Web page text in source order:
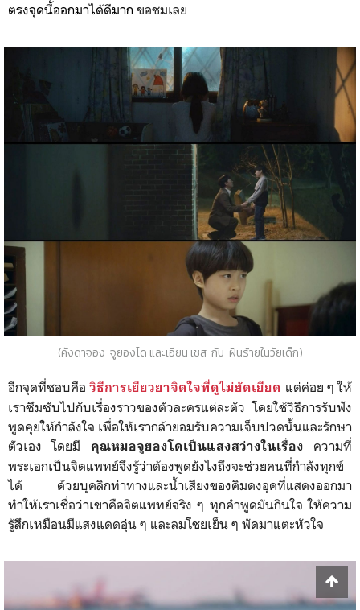
ตรงจุดนี้ออกมาได้ดีมาก ขอชมเลย
(คังดาจอง จูยองโด และเอียน เชส กับ ฝันร้ายในวัยเด็ก)
อีกจุดที่ชอบคือวิธีการเยียวยาจิตใจที่ดูไม่ยัดเยียด แต่ค่อย ๆ ให้
เราซึมซับไปกับเรื่องราวของตัวละครแต่ละตัว โดยใช้วิธีการรับฟัง
พูดคุยให้กำลังใจ เพื่อให้เรากล้ายอมรับความเจ็บปวดนั้นและรักษา
ตัวเอง โดยมี คุณหมอจูยองโดเป็นแสงสว่างในเรื่อง ความที่
พระเอกเป็นจิตแพทย์จึงรู้ว่าต้องพูดยังไงถึงจะช่วยคนที่กำลังทุกข์
ได้ ด้วยบุคลิกท่าทางและน้ำเสียงของคิมดงอุคที่แสดงออกมา
ทำให้เราเชื่อว่าเขาคือจิตแพทย์จริง ๆ ทุกคำพูดมันกินใจ ให้ความ
รู้สึกเหมือนมีแสงแดดอุ่น ๆ และลมโชยเย็น ๆ พัดมาแตะหัวใจ